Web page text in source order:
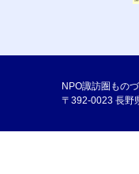
NPO諏訪圏もの
〒392-0023 長野